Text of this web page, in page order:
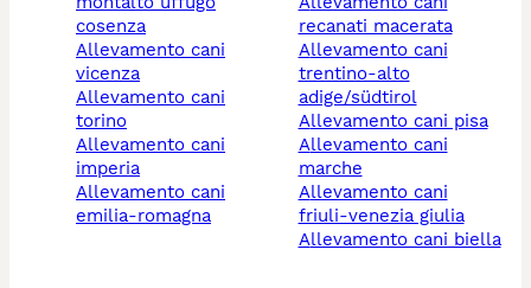
cosenza
allevamento cani
vicenza
allevamento cani
torino
allevamento cani
imperia
allevamento cani
emilia-romagna
recanati macerata
allevamento cani
trentino-alto
adige/südtirol
allevamento cani pisa
allevamento cani
marche
allevamento cani
friuli-venezia giulia
allevamento cani biella